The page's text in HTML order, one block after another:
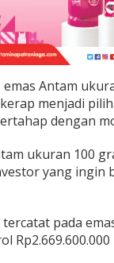
Antam
menjadi
dengan
ukuran 100
yang ingin
pada